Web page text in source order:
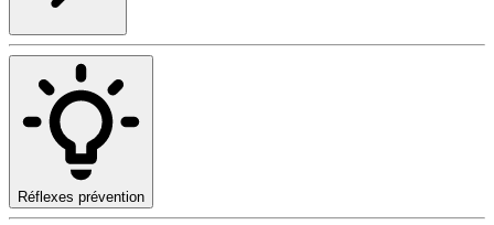
Réflexes prévention